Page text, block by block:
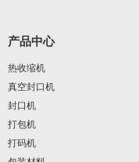
产品中心
热收缩机
真空封口机
封口机
打包机
打码机